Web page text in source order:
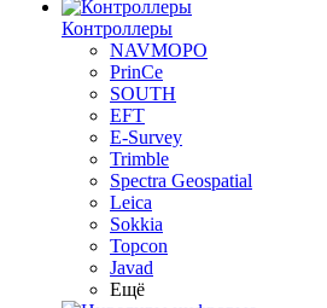
Контроллеры
NAVMOPO
PrinCe
SOUTH
EFT
E-Survey
Trimble
Spectra Geospatial
Leica
Sokkia
Topcon
Javad
Ещё